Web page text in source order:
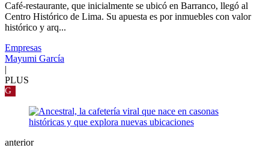
Café-restaurante, que inicialmente se ubicó en Barranco, llegó al
Centro Histórico de Lima. Su apuesta es por inmuebles con valor
histórico y arq...
Empresas
Mayumi García
PLUS
G
anterior